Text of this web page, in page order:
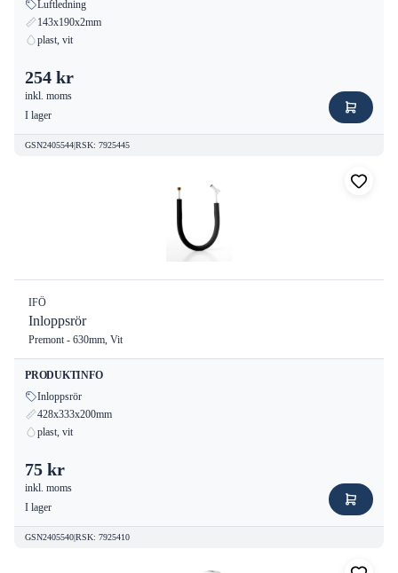
Luftledning
143x190x2mm
plast, vit
254 kr
inkl. moms
I lager
GSN2405544|RSK: 7925445
IFÖ
Inloppsrör
Premont - 630mm, Vit
PRODUKTINFO
Inloppsrör
428x333x200mm
plast, vit
75 kr
inkl. moms
I lager
GSN2405540|RSK: 7925410